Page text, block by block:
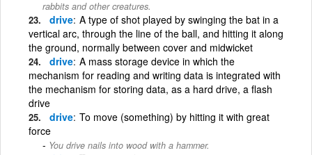
rabbits and other creatures.
drive A type of shot played by swinging the bat in a
vertical arc, through the line of the ball, and hitting it along
the ground, normally between cover and midwicket
drive A mass storage device in which the
mechanism for reading and writing data is integrated with
the mechanism for storing data, as a hard drive, a flash
drive
drive To move (something) by hitting it with great
force
You drive nails into wood with a hammer.